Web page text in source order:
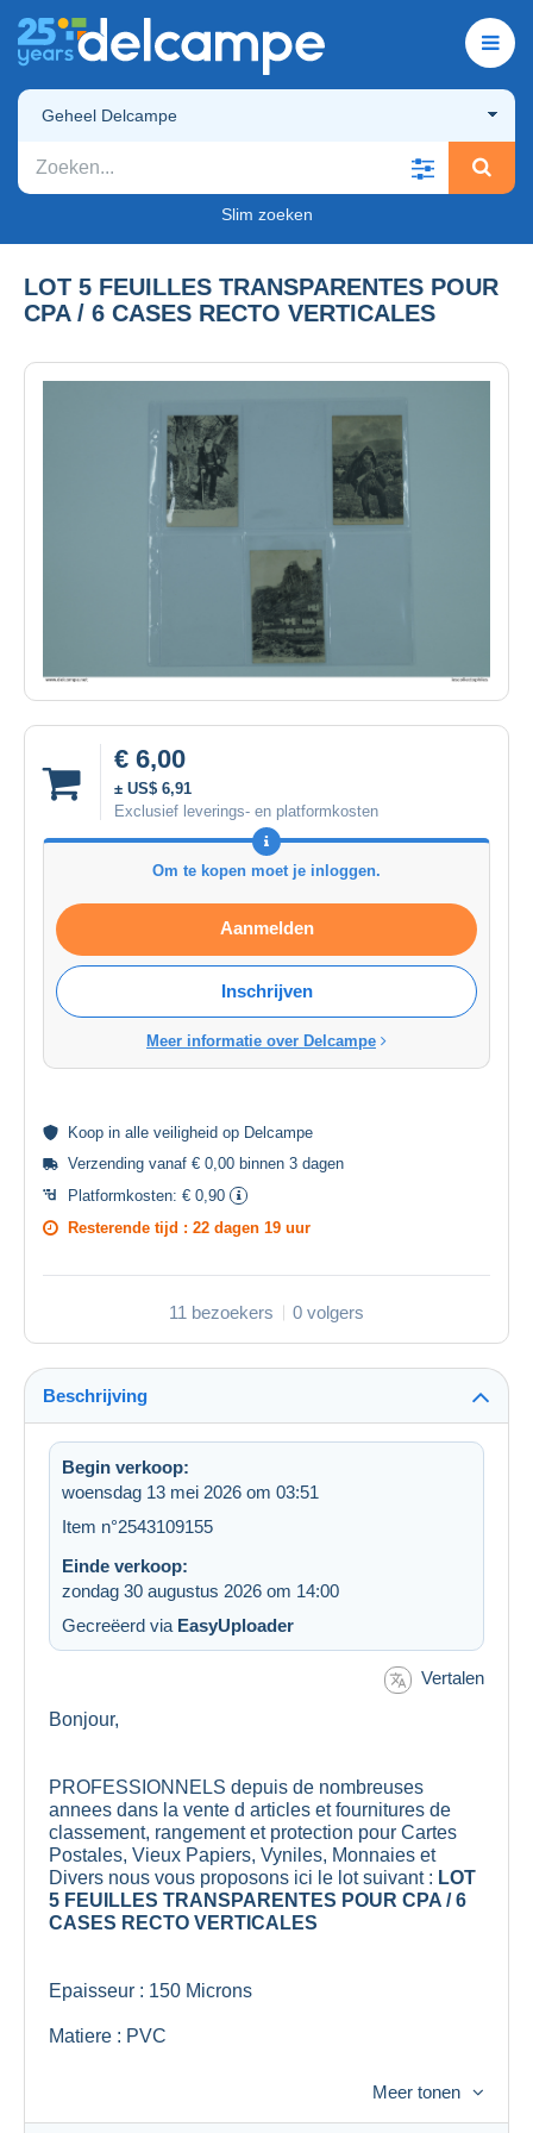
Geheel Delcampe
Slim zoeken
LOT 5 FEUILLES TRANSPARENTES POUR
CPA / 6 CASES RECTO VERTICALES
€ 6,00
± US$ 6,91
Exclusief leverings- en platformkosten
Om te kopen moet je inloggen.
Aanmelden
Inschrijven
Meer informatie over Delcampe
Koop in alle veiligheid op Delcampe
Verzending vanaf € 0,00 binnen 3 dagen
Platformkosten: € 0,90
Resterende tijd : 22 dagen 19 uur
11 bezoekers 0 volgers
Beschrijving
Begin verkoop:
woensdag 13 mei 2026 om 03:51
Item n°2543109155
Einde verkoop:
zondag 30 augustus 2026 om 14:00
Gecreëerd via EasyUploader
Vertalen
Bonjour,
PROFESSIONNELS depuis de nombreuses
annees dans la vente d articles et fournitures de
classement, rangement et protection pour Cartes
Postales, Vieux Papiers, Vyniles, Monnaies et
Divers nous vous proposons ici le lot suivant : LOT
5 FEUILLES TRANSPARENTES POUR CPA / 6
CASES RECTO VERTICALES
Epaisseur : 150 Microns
Matiere : PVC
Lieu de Fabrication : Union Europeenne
Meer tonen